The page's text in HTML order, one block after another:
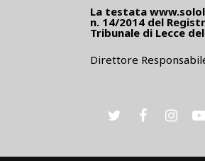
La testata
n. 14/2014 del
Tribunale di Lecce
Direttore